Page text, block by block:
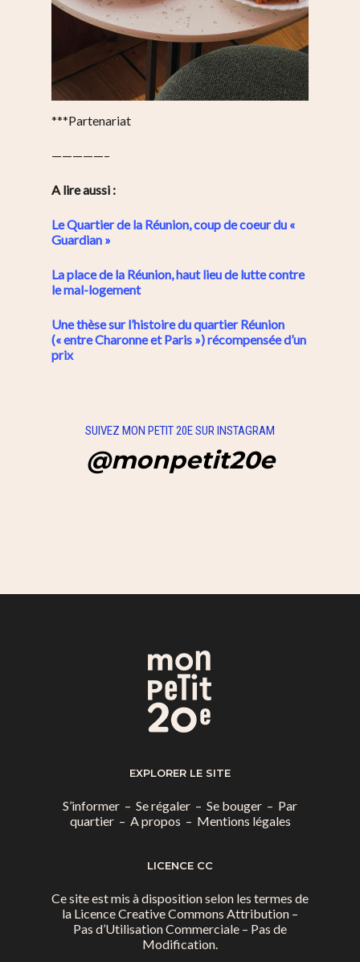
***Partenariat
—————–
A lire aussi :
Le Quartier de la Réunion, coup de coeur du «
Guardian »
La place de la Réunion, haut lieu de lutte contre
le mal-logement
Une thèse sur l’histoire du quartier Réunion
(« entre Charonne et Paris ») récompensée d’un
prix
SUIVEZ MON PETIT 20E SUR INSTAGRAM
@monpetit20e
EXPLORER LE SITE
S’informer – Se régaler – Se bouger – Par
quartier– A propos – Mentions légales
LICENCE CC
Ce site est mis à disposition selon les termes de
la Licence Creative Commons Attribution –
Pas d’Utilisation Commerciale – Pas de
Modification.